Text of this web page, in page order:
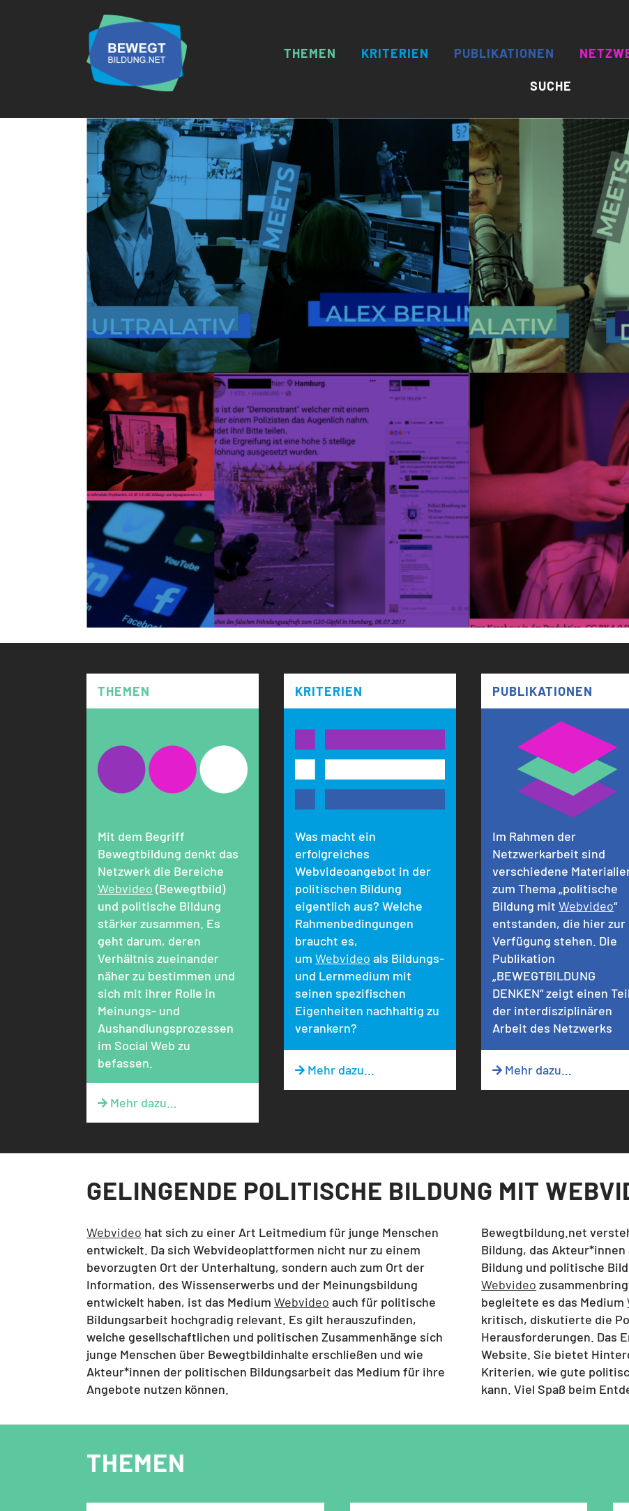
THEMEN
KRITERIEN GELINGENDER BEWEGTBILDUNG
METHODEN
HATE SPEECH
FAKE NEWS
GENDER
KRITERIEN
ZIELGRUPPENORIENTIERUNG
PARTIZIPATION
IDENTIFIKATION
INTERAKTION
REICHWEITE
ANSCHLUSSFÄHIGKEIT
KRITERIEN ZUM HERUNTERLADEN
PUBLIKATIONEN
BEWEGTBILDUNG DENKEN
FACHTAGUNG 2018
FACHTAGUNG 2016
SUCHE
THEMEN
Mit dem Begriff
Bewegtbildung denkt das
Netzwerk die Bereiche
Webvideo (Bewegtbild)
und politische Bildung
stärker zusammen. Es
geht darum, deren
Verhältnis zueinander
näher zu bestimmen und
sich mit ihrer Rolle in
Meinungs- und
Aushandlungsprozessen
im Social Web zu
befassen.
 Mehr dazu…
KRITERIEN
Was macht ein
erfolgreiches
Webvideoangebot in der
politischen Bildung
eigentlich aus? Welche
Rahmenbedingungen
braucht es,
umWebvideo als Bildungs-
und Lernmedium mit
seinen spezifischen
Eigenheiten nachhaltig zu
verankern?
 Mehr dazu…
PUBLIKATIONEN
Im Rahmen der
Netzwerkarbeit sind
verschiedene
zum Thema „politische
Bildung mitWebvideo“
entstanden, die hier zur
Verfügung stehen. Die
Publikation
„BEWEGTBILDUNG
DENKEN“ zeigt einen Teil
der interdisziplinären
Arbeit des Netzwerks
 Mehr dazu…
GELINGENDE POLITISCHE BILDUNG MIT
Webvideo hat sich zu einer Art Leitmedium für junge Menschen
entwickelt. Da sich Webvideoplattformen nicht nur zu einem
bevorzugten Ort der Unterhaltung, sondern auch zum Ort der
Information, des Wissenserwerbs und der Meinungsbildung
entwickelt haben, ist das Medium Webvideo auch für politische
Bildungsarbeit hochgradig relevant. Es gilt herauszufinden,
welche gesellschaftlichen und politischen Zusammenhänge sich
junge Menschen über Bewegtbildinhalte erschließen und wie
Akteur*innen der politischen Bildungsarbeit das Medium für ihre
Angebote nutzen können.
Bewegtbildung.net
Bildung, das
Bildung und politische
Webvideo
begleitete es das Medium
kritisch, diskutierte die
Herausforderungen. Das
Website. Sie bietet
Kriterien, wie gute
kann. Viel Spaß beim
THEMEN